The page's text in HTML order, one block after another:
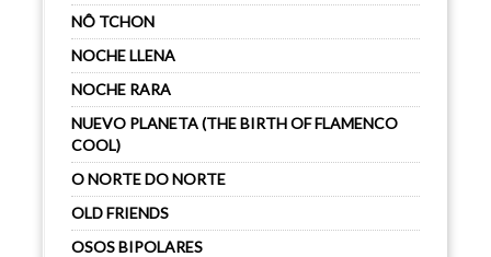
NÔ TCHON
NOCHE LLENA
NOCHE RARA
NUEVO PLANETA (THE BIRTH OF FLAMENCO
COOL)
O NORTE DO NORTE
OLD FRIENDS
OSOS BIPOLARES